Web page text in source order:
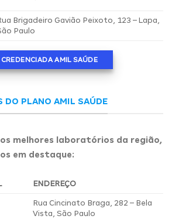
Brigadeiro Gavião Peixoto, 123 – Lapa,
Paulo
AMIL SAÚDE
DO PLANO AMIL SAÚDE
melhores laboratórios da região,
em destaque:
ENDEREÇO
Rua Cincinato Braga, 282 – Bela
Vista, São Paulo